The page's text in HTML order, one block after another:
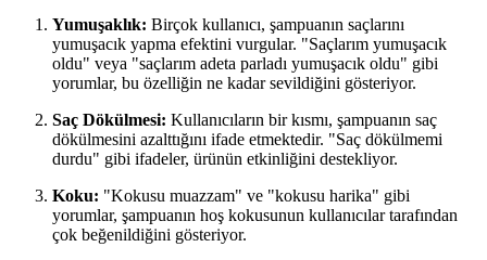
Yumuşaklık: Birçok kullanıcı, şampuanın saçlarını
yumuşacık yapma efektini vurgular. "Saçlarım yumuşacık
oldu" veya "saçlarım adeta parladı yumuşacık oldu" gibi
yorumlar, bu özelliğin ne kadar sevildiğini gösteriyor.
Saç Dökülmesi: Kullanıcıların bir kısmı, şampuanın saç
dökülmesini azalttığını ifade etmektedir. "Saç dökülmemi
durdu" gibi ifadeler, ürünün etkinliğini destekliyor.
Koku: "Kokusu muazzam" ve "kokusu harika" gibi
yorumlar, şampuanın hoş kokusunun kullanıcılar tarafından
çok beğenildiğini gösteriyor.